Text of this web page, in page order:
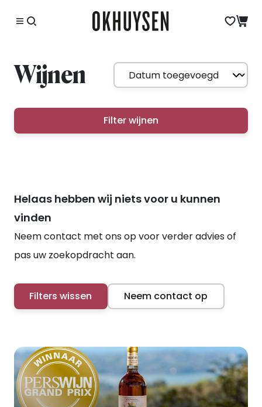
Wijnen
Filter wijnen
Helaas hebben wij niets voor u kunnen
vinden
Neem contact met ons op voor verder advies of
pas uw zoekopdracht aan.
Filters wissen Neem contact op